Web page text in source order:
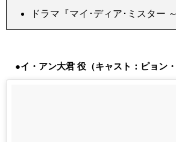
ドラマ『マイ･ディア･ミスター
●イ・アン大君 役（キャスト：ピョン・